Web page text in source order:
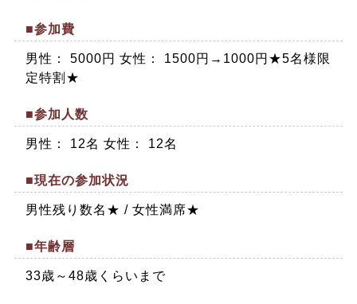
■参加費
男性： 5000円 女性： 1500円→1000円★5名様限
定特割★
■参加人数
男性： 12名 女性： 12名
■現在の参加状況
男性残り数名★ / 女性満席★
■年齢層
33歳～48歳くらいまで